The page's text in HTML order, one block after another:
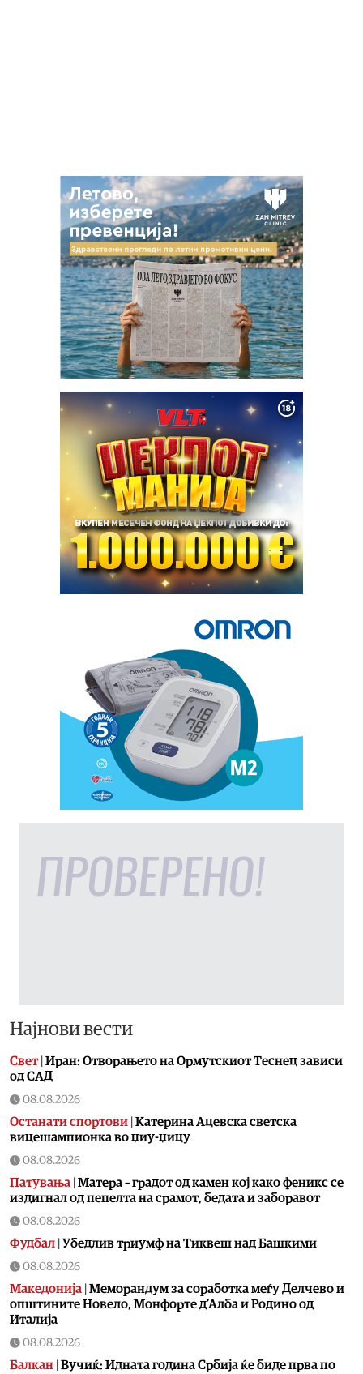
Најнови вести
Свет| Иран: Отворањето на Ормутскиот Теснец зависи
од САД
08.08.2026
Останати спортови Катерина Ацевска светска
вицешампионка во џиу-џицу
08.08.2026
Патувања Матера – градот од камен кој како феникс се
издигнал од пепелта на срамот, бедата и заборавот
08.08.2026
Фудбал Убедлив триумф на Тиквеш над Башкими
08.08.2026
Македонија Меморандум за соработка меѓу Делчево и
општините Новело, Монфорте д’Алба и Родино од
Италија
08.08.2026
Балкан Вучиќ: Идната година Србија ќе биде прва по